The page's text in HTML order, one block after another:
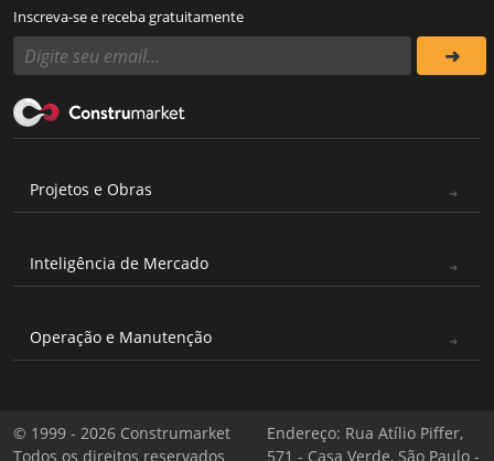
Inscreva-se e receba gratuitamente
Projetos e Obras
Inteligência de Mercado
Operação e Manutenção
© 1999 - 2026 Construmarket
Todos os direitos reservados
Endereço: Rua Atílio Piffer,
571 - Casa Verde, São Paulo -